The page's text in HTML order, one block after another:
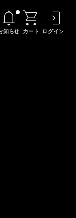
知らせ カート ログイン